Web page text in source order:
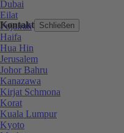
Kontakt Schließen
Dubai
Eilat
Fujairah
Haifa
Hua Hin
Jerusalem
Johor Bahru
Kanazawa
Kirjat Schmona
Korat
Kuala Lumpur
Kyoto